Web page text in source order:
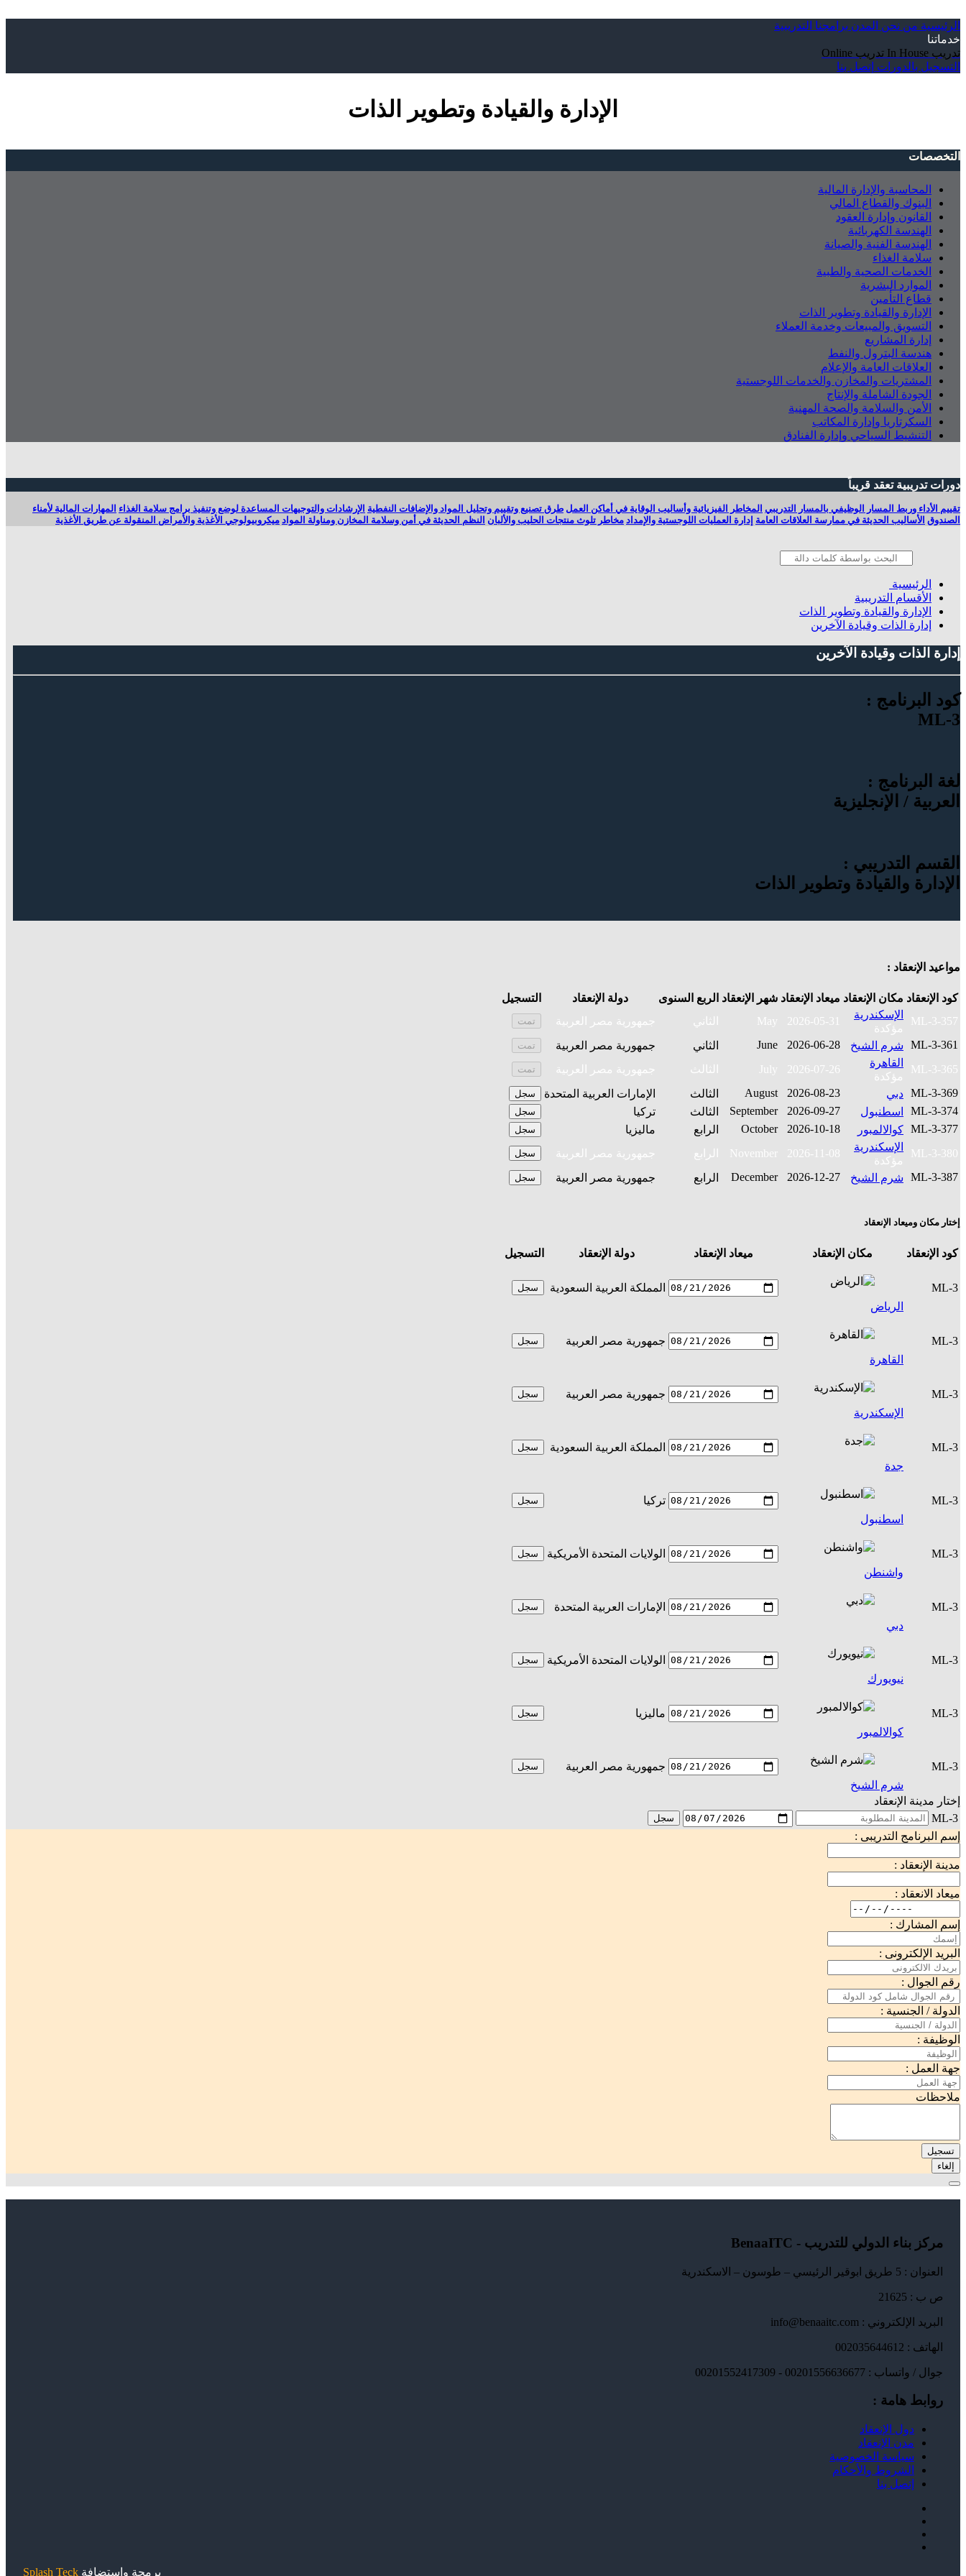
الرئيسية من نحن المدن برامجنا التدريبية
خدماتنا
تدريب In House
تدريب Online
التسجيل بالدورات إتصل بنا
الإدارة والقيادة وتطوير الذات
التخصصات
المحاسبة والإدارة المالية
البنوك والقطاع المالي
القانون وإدارة العقود
الهندسة الكهربائية
الهندسة الفنية والصيانة
سلامة الغذاء
الخدمات الصحية والطبية
الموارد البشرية
قطاع التأمين
الإدارة والقيادة وتطوير الذات
التسويق والمبيعات وخدمة العملاء
إدارة المشاريع
هندسة البترول والنفط
العلاقات العامة والإعلام
المشتريات والمخازن والخدمات اللوجستية
الجودة الشاملة والإنتاج
الأمن والسلامة والصحة المهنية
السكرتاريا وإدارة المكاتب
التنشيط السياحي وإدارة الفنادق
دورات تدريبية تعقد قريباً
تقييم الأداء وربط المسار الوظيفي بالمسار التدريبي المخاطر الفيزيائية وأساليب الوقاية في أماكن العمل طرق تصنيع وتقييم وتحليل المواد والإضافات النفطية الإرشادات والتوجیھات المساعدة لوضع وتنفيذ برامج سلامة الغذاء المهارات المالية لأمناء
الصندوق الأساليب الحديثة في ممارسة العلاقات العامة إدارة العمليات اللوجستية والإمداد مخاطر تلوث منتجات الحليب والألبان النظم الحديثة في أمن وسلامة المخازن ومناولة المواد ميكروبيولوجي الأغذية والأمراض المنقولة عن طريق الأغذية
الرئيسية
الأقسام التدريبية
الإدارة والقيادة وتطوير الذات
إدارة الذات وقيادة الآخرين
إدارة الذات وقيادة الآخرين
كود البرنامج :
ML-3
لغة البرنامج :
العربية / الإنجليزية
القسم التدريبي :
الإدارة والقيادة وتطوير الذات
مواعيد الإنعقاد :
كود الإنعقاد مكان الإنعقاد ميعاد الإنعقاد شهر الإنعقاد الربع السنوى دولة الإنعقاد
التسجيل
ML-3-357
الإسكندرية
مؤكدة
2026-05-31
May الثاني جمهورية مصر العربية تمت
ML-3-361 شرم الشيخ 2026-06-28
June الثاني جمهورية مصر العربية تمت
ML-3-365
القاهرة
مؤكدة
2026-07-26
July الثالث جمهورية مصر العربية تمت
ML-3-369 دبي 2026-08-23
August الثالث الإمارات العربية المتحدة سجل
ML-3-374 اسطنبول 2026-09-27
September الثالث تركيا سجل
ML-3-377 كوالالمبور 2026-10-18
October الرابع ماليزيا سجل
ML-3-380
الإسكندرية
مؤكدة
2026-11-08
November الرابع جمهورية مصر العربية سجل
ML-3-387 شرم الشيخ 2026-12-27
December الرابع جمهورية مصر العربية سجل
إختار مكان وميعاد الإنعقاد
كود الإنعقاد مكان الإنعقاد ميعاد الإنعقاد دولة الإنعقاد التسجيل
ML-3
الرياض
المملكة العربية السعودية سجل
ML-3
القاهرة
جمهورية مصر العربية سجل
ML-3
الإسكندرية
جمهورية مصر العربية سجل
ML-3
جدة
المملكة العربية السعودية سجل
ML-3
اسطنبول
تركيا سجل
ML-3
واشنطن
الولايات المتحدة الأمريكية سجل
ML-3
دبي
الإمارات العربية المتحدة سجل
ML-3
نيويورك
الولايات المتحدة الأمريكية سجل
ML-3
كوالالمبور
ماليزيا سجل
ML-3
شرم الشيخ
جمهورية مصر العربية سجل
إختار مدينة الإنعقاد
ML-3
سجل
إسم البرنامج التدريبى :
مدينة الإنعقاد :
ميعاد الانعقاد :
إسم المشارك :
البريد الإلكترونى :
رقم الجوال :
الدولة / الجنسية :
الوظيفة :
جهة العمل :
ملاحظات
تسجيل
إلغاء
مركز بناء الدولي للتدريب - BenaaITC
العنوان : 5 طريق ابوقير الرئيسي – طوسون – الاسكندرية
ص ب : 21625
البريد الإلكتروني : info@benaaitc.com
الهاتف : 002035644612
جوال / واتساب : 00201556636677 - 00201552417309
روابط هامة :
دول الإنعقاد
مدن الإنعقاد
سياسة الخصوصية
الشروط والأحكام
إتصل بنا
برمجة وإستضافة Splash Teck